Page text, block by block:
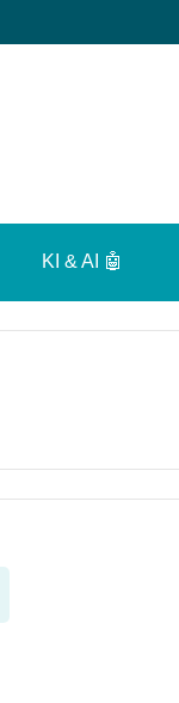
KI & AI 🤖